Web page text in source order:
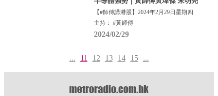
【#師傅講港股】2024年2月29日星期四
主持： #黃師傅
2024/02/29
... 11 12 13 14 15 ...